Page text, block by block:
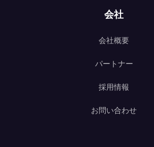
会社
会社概要
パートナー
採用情報
お問い合わせ